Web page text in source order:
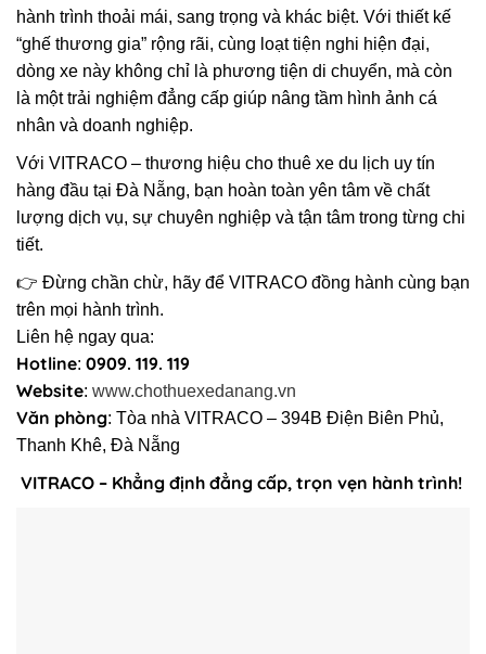
hành trình thoải mái, sang trọng và khác biệt. Với thiết kế
“ghế thương gia” rộng rãi, cùng loạt tiện nghi hiện đại,
dòng xe này không chỉ là phương tiện di chuyển, mà còn
là một trải nghiệm đẳng cấp giúp nâng tầm hình ảnh cá
nhân và doanh nghiệp.
Với VITRACO – thương hiệu cho thuê xe du lịch uy tín
hàng đầu tại Đà Nẵng, bạn hoàn toàn yên tâm về chất
lượng dịch vụ, sự chuyên nghiệp và tận tâm trong từng chi
tiết.
👉 Đừng chần chừ, hãy để VITRACO đồng hành cùng bạn
trên mọi hành trình.
Liên hệ ngay qua:
Hotline: 0909. 119. 119
Website: www.chothuexedanang.vn
Văn phòng: Tòa nhà VITRACO – 394B Điện Biên Phủ,
Thanh Khê, Đà Nẵng
VITRACO – Khẳng định đẳng cấp, trọn vẹn hành trình!